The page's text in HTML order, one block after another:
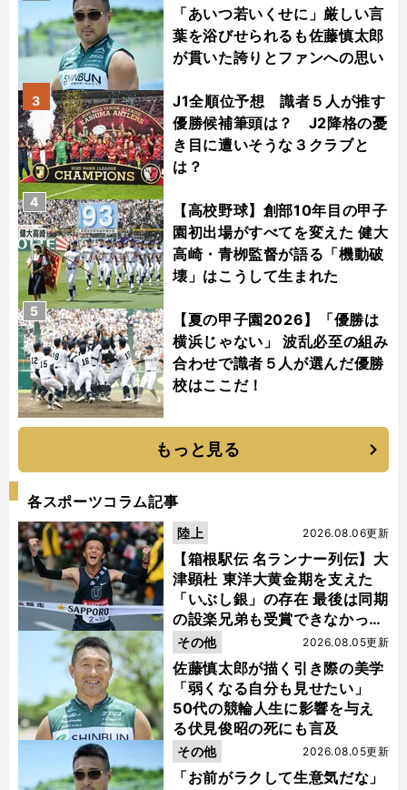
「あいつ若いくせに」厳しい言
葉を浴びせられるも佐藤慎太郎
が貫いた誇りとファンへの思い
J1全順位予想 識者５人が推す
優勝候補筆頭は？ J2降格の憂
き目に遭いそうな３クラブと
は？
3
【高校野球】創部10年目の甲子
園初出場がすべてを変えた 健大
高崎・青栁監督が語る「機動破
壊」はこうして生まれた
4
【夏の甲子園2026】「優勝は
横浜じゃない」 波乱必至の組み
合わせで識者５人が選んだ優勝
校はここだ！
5
もっと見る
各スポーツコラム記事
【箱根駅伝 名ランナー列伝】大
津顕杜 東洋大黄金期を支えた
「いぶし銀」の存在 最後は同期
の設楽兄弟も受賞できなかった
金栗杯に輝く
2026.08.06更新
陸上
佐藤慎太郎が描く引き際の美学
「弱くなる自分も見せたい」
50代の競輪人生に影響を与え
る伏見俊昭の死にも言及
2026.08.05更新
その他
「お前がラクして生意気だな」
2026.08.05更新
その他